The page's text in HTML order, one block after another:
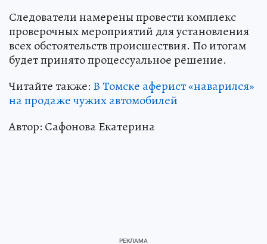
Следователи намерены провести комплекс
проверочных мероприятий для установления
всех обстоятельств происшествия. По итогам
будет принято процессуальное решение.
Читайте также: В Томске аферист «наварился»
на продаже чужих автомобилей
Автор: Сафонова Екатерина